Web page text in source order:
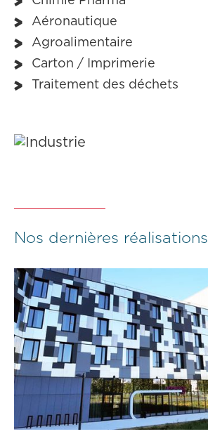
Aéronautique
Agroalimentaire
Carton / Imprimerie
Traitement des déchets
Nos dernières réalisations